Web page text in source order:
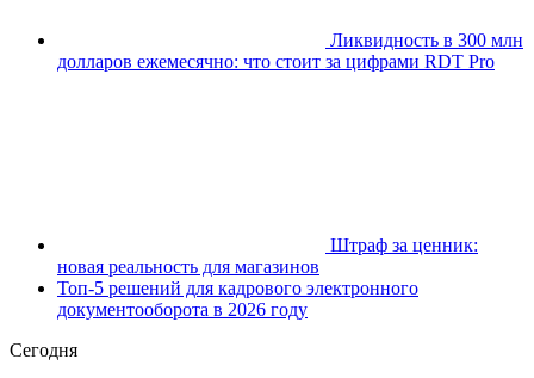
Ликвидность в 300 млн
долларов ежемесячно: что стоит за цифрами RDT Pro
Штраф за ценник:
новая реальность для магазинов
Топ-5 решений для кадрового электронного
документооборота в 2026 году
Сегодня